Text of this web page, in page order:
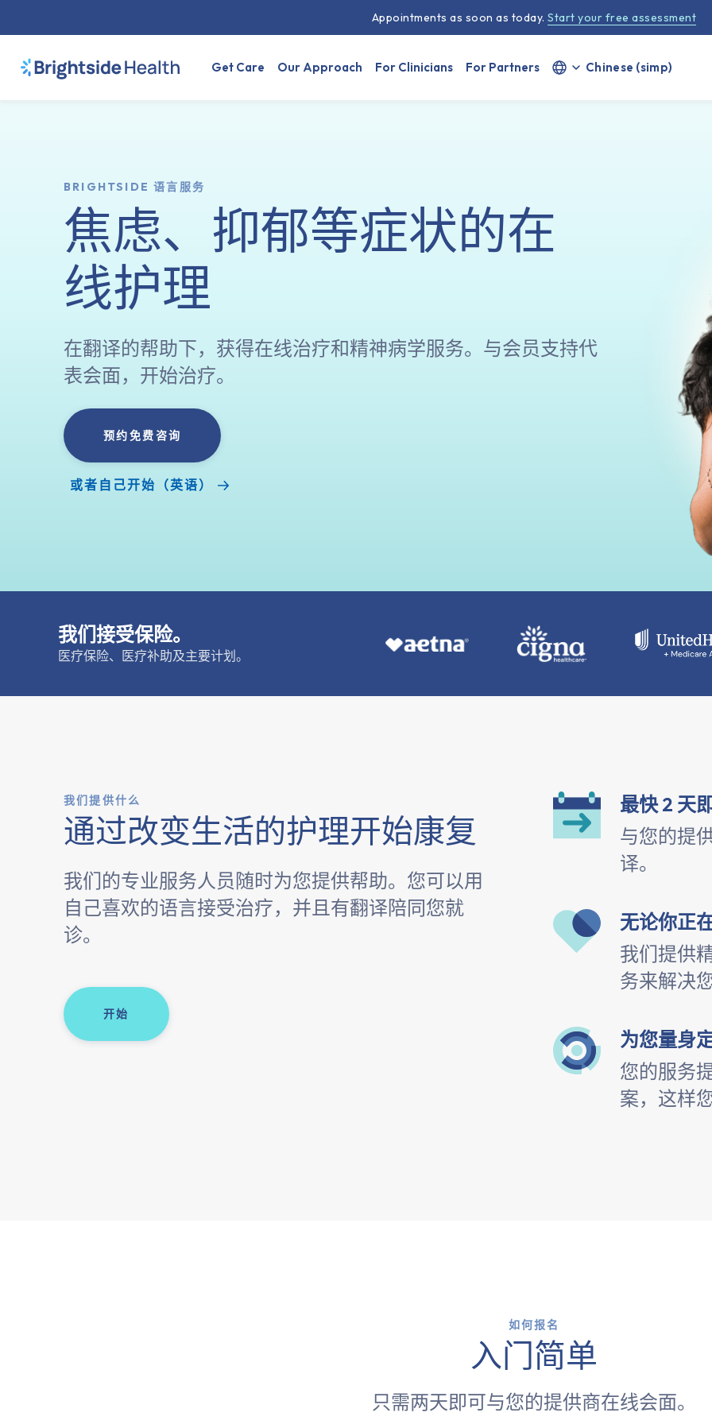
Get Care Our Approach For Clinicians For Partners Select your language
BRIGHTSIDE 语言服务
焦虑、抑郁等症状的在
线护理
在翻译的帮助下，获得在线治疗和精神病学服务。与会员支持代
表会面，开始治疗。
预约免费咨询
或者自己开始（英语）
我们接受保险。
医疗保险、医疗补助及主要计划。
我们提供什么
通过改变生活的护理开始康复
我们的专业服务人员随时为您提供帮助。您可以用
自己喜欢的语言接受治疗，并且有翻译陪同您就
诊。
开始
最快 2 天
与您的提
译。
无论你正
我们提供
务来解决
为您量身
您的服务
案，这样
如何报名
入门简单
只需两天即可与您的提供商在线会面。
Appointments as soon as today.Start your free assessment